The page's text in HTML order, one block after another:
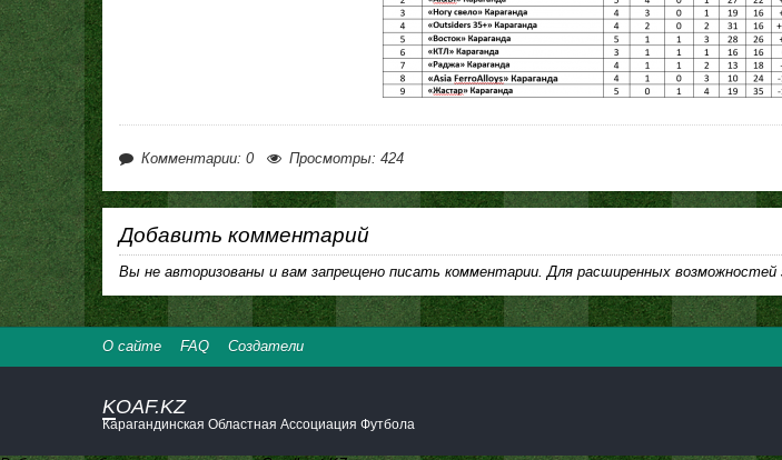
Комментарии: 0 Просмотры: 424
Добавить комментарий
Вы не авторизованы и вам запрещено писать комментарии. Для расширенных возможностей
О сайте FAQ Создатели
KOAF.KZ
Карагандинская Областная Ассоциация Футбола